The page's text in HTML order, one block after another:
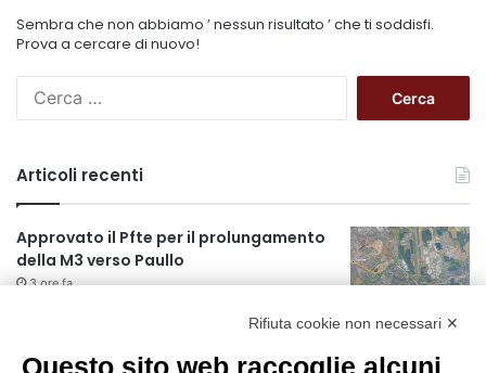
Sembra che non abbiamo ’ nessun risultato ’ che ti soddisfi.
Prova a cercare di nuovo!
c
a
p
e
Articoli recenti
Approvato il Pfte per il prolungamento
della M3 verso Paullo
3 ore fa
75 anni di INFN. La comunità, la storia, il
futuro della ricerca in fisica
Rifiuta cookie non necessari ✕
Questo sito web raccoglie alcuni